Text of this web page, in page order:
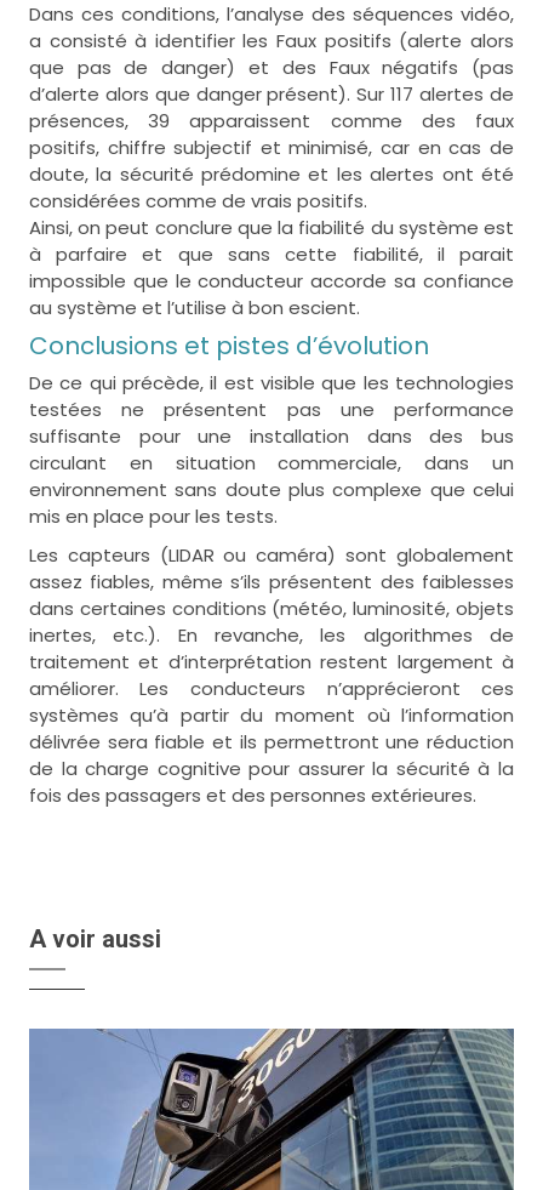
Dans ces conditions, l’analyse des séquences vidéo,
a consisté à identifier les Faux positifs (alerte alors
que pas de danger) et des Faux négatifs (pas
d’alerte alors que danger présent). Sur 117 alertes de
présences, 39 apparaissent comme des faux
positifs, chiffre subjectif et minimisé, car en cas de
doute, la sécurité prédomine et les alertes ont été
considérées comme de vrais positifs.
Ainsi, on peut conclure que la fiabilité du système est
à parfaire et que sans cette fiabilité, il parait
impossible que le conducteur accorde sa confiance
au système et l’utilise à bon escient.
Conclusions et pistes d’évolution
De ce qui précède, il est visible que les technologies
testées ne présentent pas une performance
suffisante pour une installation dans des bus
circulant en situation commerciale, dans un
environnement sans doute plus complexe que celui
mis en place pour les tests.
Les capteurs (LIDAR ou caméra) sont globalement
assez fiables, même s’ils présentent des faiblesses
dans certaines conditions (météo, luminosité, objets
inertes, etc.). En revanche, les algorithmes de
traitement et d’interprétation restent largement à
améliorer. Les conducteurs n’apprécieront ces
systèmes qu’à partir du moment où l’information
délivrée sera fiable et ils permettront une réduction
de la charge cognitive pour assurer la sécurité à la
fois des passagers et des personnes extérieures.
A voir aussi